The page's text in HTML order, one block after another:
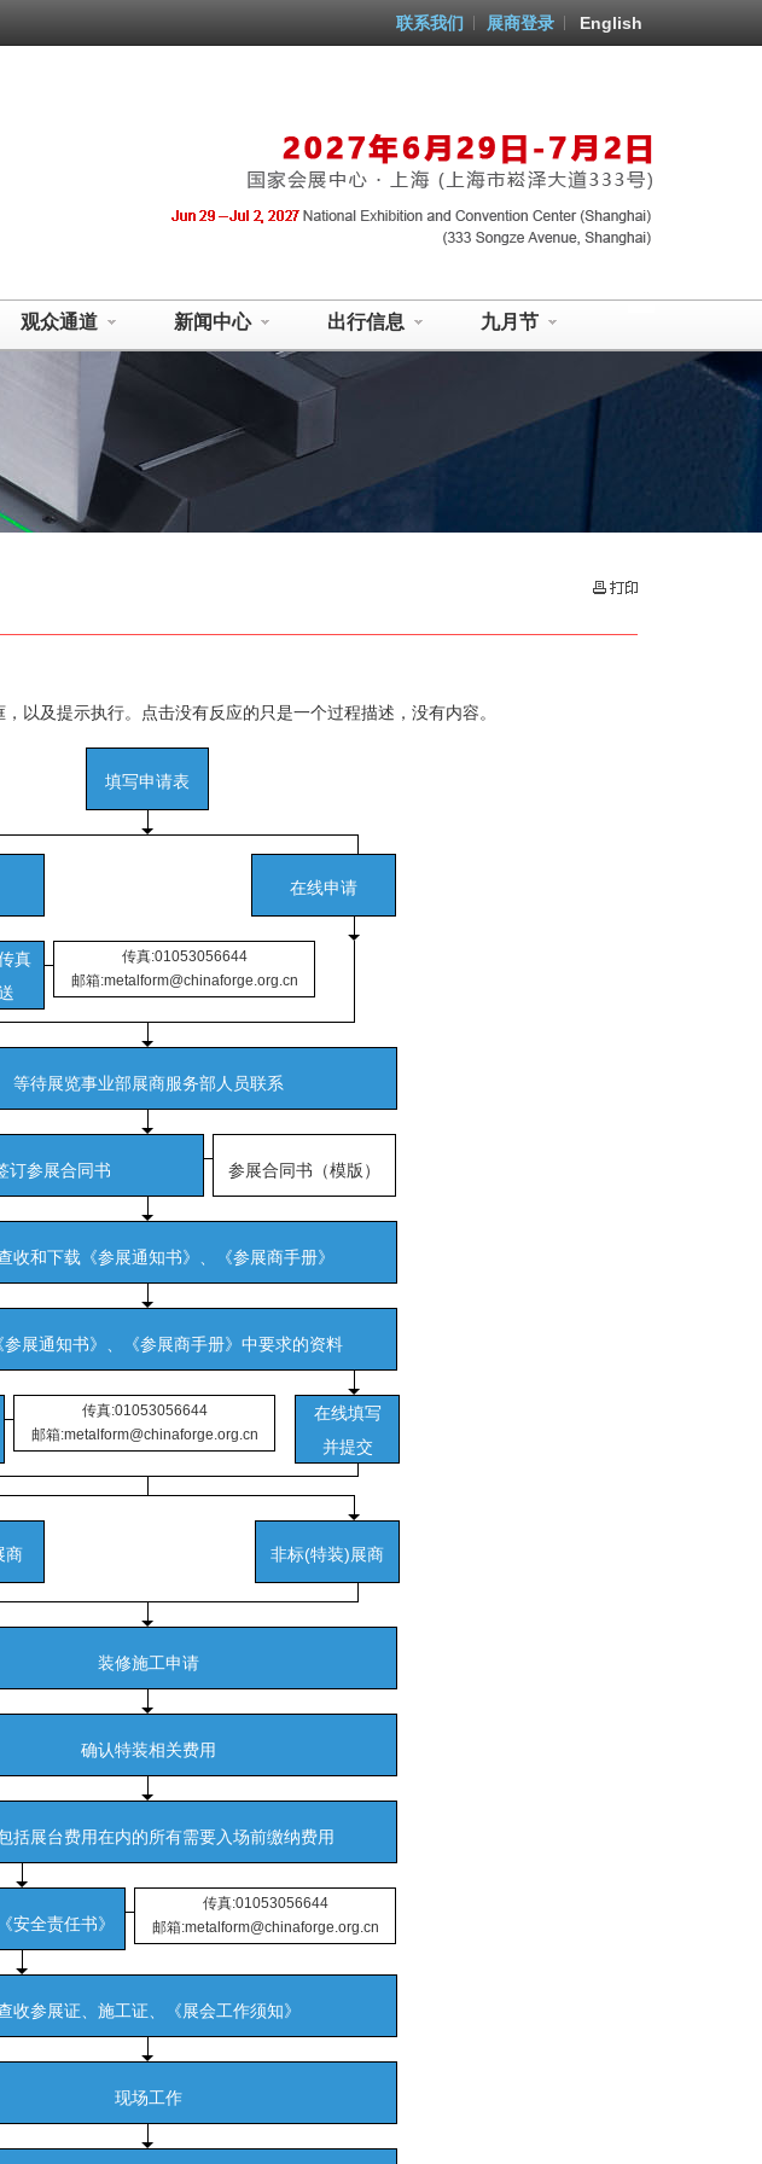
English
展商登录
联系我们
观众通道 新闻中心 出行信息 九月节
以及提示执行。点击没有反应的只是一个过程描述，没有内容。
填写申请表
在线申请
真
传真:01053056644
邮箱:metalform@chinaforge.org.cn
等待展览事业部展商服务部人员联系
订参展合同书 参展合同书（模版）
收和下载《参展通知书》、《参展商手册》
参展通知书》、《参展商手册》中要求的资料
传真:01053056644
邮箱:metalform@chinaforge.org.cn
在线填写
并提交
商 非标(特装)展商
装修施工申请
确认特装相关费用
括展台费用在内的所有需要入场前缴纳费用
安全责任书》
传真:01053056644
邮箱:metalform@chinaforge.org.cn
收参展证、施工证、《展会工作须知》
现场工作